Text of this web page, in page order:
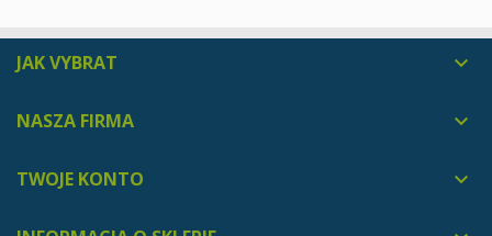
JAK VYBRAT 
NASZA FIRMA 
TWOJE KONTO 